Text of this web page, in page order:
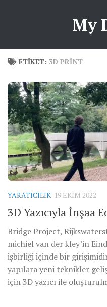
My
ETIKET: 3D PRINT
YARATICILIK 19 EKIM 2022
3D Yazıcıyla İnşaa
Bridge Project,
michiel van der kley’in
işbirliği içinde bir
yapılara yeni teknikler
için 3D yazıcı ile